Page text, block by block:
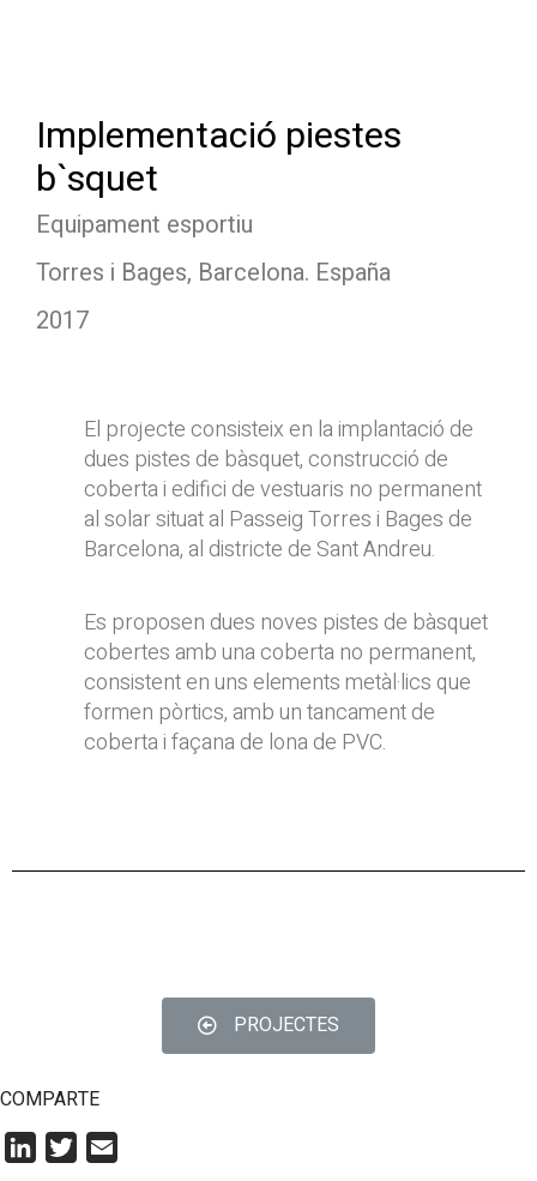
© Copyright 2022
Implementació piestes
b`squet
Equipament esportiu
Torres i Bages, Barcelona. España
2017
El projecte consisteix en la implantació de
dues pistes de bàsquet, construcció de
coberta i edifici de vestuaris no permanent
al solar situat al Passeig Torres i Bages de
Barcelona, ​​al districte de Sant Andreu.
Es proposen dues noves pistes de bàsquet
cobertes amb una coberta no permanent,
consistent en uns elements metàl·lics que
formen pòrtics, amb un tancament de
coberta i façana de lona de PVC.
PROJECTES
COMPARTE